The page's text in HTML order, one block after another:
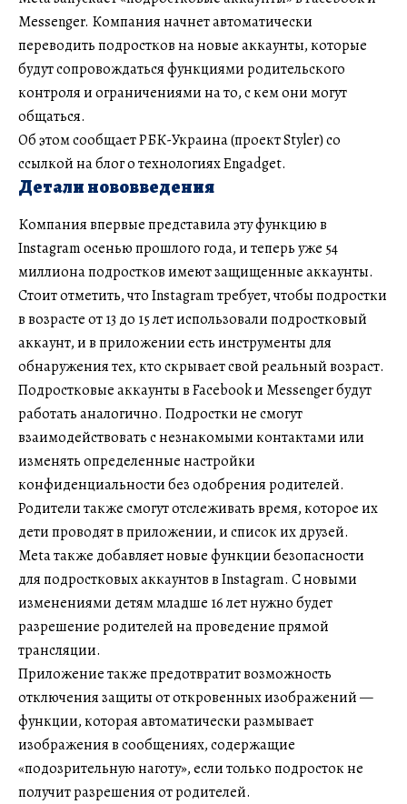
Messenger. Компания начнет автоматически
переводить подростков на новые аккаунты, которые
будут сопровождаться функциями родительского
контроля и ограничениями на то, с кем они могут
общаться.
Об этом сообщает РБК-Украина (проект Styler) со
ссылкой на блог о технологиях Engadget.
Детали нововведения
Компания впервые представила эту функцию в
Instagram осенью прошлого года, и теперь уже 54
миллиона подростков имеют защищенные аккаунты.
Стоит отметить, что Instagram требует, чтобы подростки
в возрасте от 13 до 15 лет использовали подростковый
аккаунт, и в приложении есть инструменты для
обнаружения тех, кто скрывает свой реальный возраст.
Подростковые аккаунты в Facebook и Messenger будут
работать аналогично. Подростки не смогут
взаимодействовать с незнакомыми контактами или
изменять определенные настройки
конфиденциальности без одобрения родителей.
Родители также смогут отслеживать время, которое их
дети проводят в приложении, и список их друзей.
Meta также добавляет новые функции безопасности
для подростковых аккаунтов в Instagram. С новыми
изменениями детям младше 16 лет нужно будет
разрешение родителей на проведение прямой
трансляции.
Приложение также предотвратит возможность
отключения защиты от откровенных изображений —
функции, которая автоматически размывает
изображения в сообщениях, содержащие
«подозрительную наготу», если только подросток не
получит разрешения от родителей.